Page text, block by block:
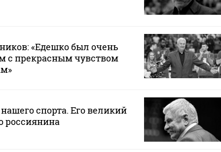
«Едешко был очень
с прекрасным чувством
спорта. Его великий
россиянина